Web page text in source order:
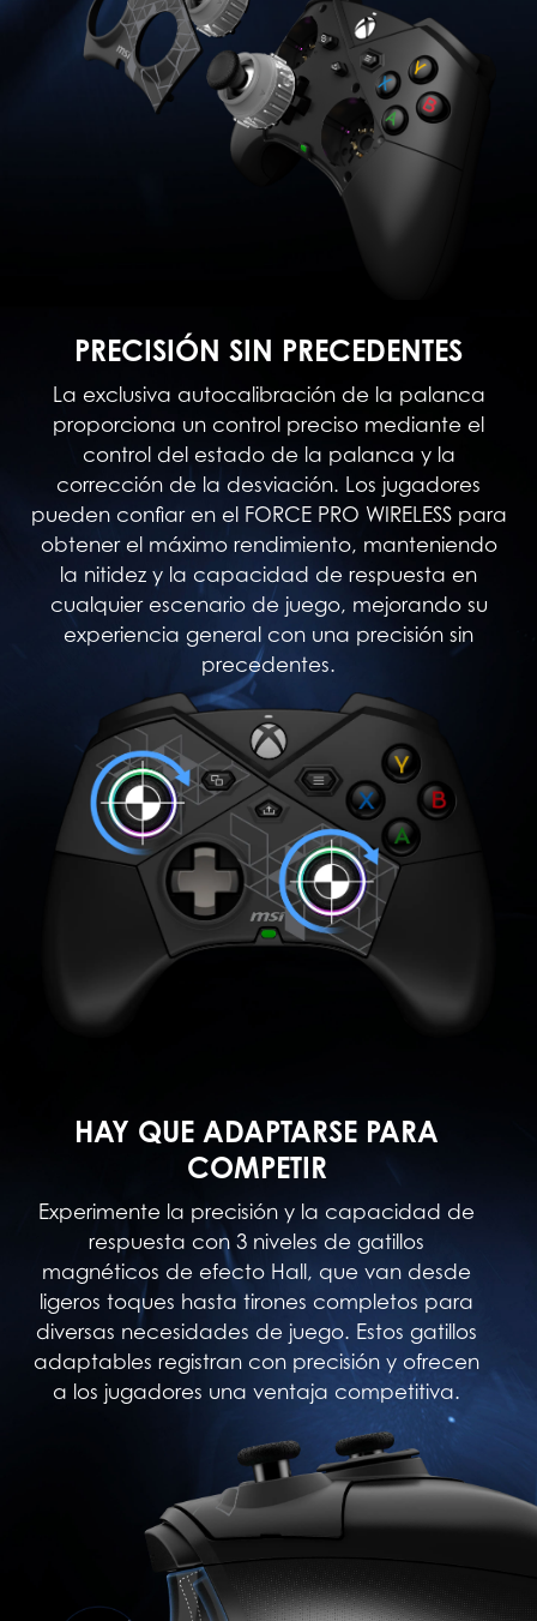
PRECISIÓN SIN PRECEDENTES
La exclusiva autocalibración de la palanca
proporciona un control preciso mediante el
control del estado de la palanca y la
corrección de la desviación. Los jugadores
pueden confiar en el FORCE PRO WIRELESS para
obtener el máximo rendimiento, manteniendo
la nitidez y la capacidad de respuesta en
cualquier escenario de juego, mejorando su
experiencia general con una precisión sin
precedentes.
HAY QUE ADAPTARSE PARA
COMPETIR
Experimente la precisión y la capacidad de
respuesta con 3 niveles de gatillos
magnéticos de efecto Hall, que van desde
ligeros toques hasta tirones completos para
diversas necesidades de juego. Estos gatillos
adaptables registran con precisión y ofrecen
a los jugadores una ventaja competitiva.